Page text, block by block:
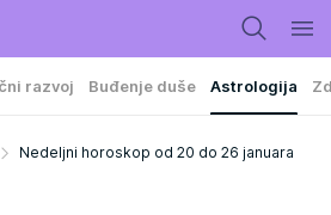
razvoj Buđenje duše Astrologija
Nedeljni horoskop od 20 do 26 januara